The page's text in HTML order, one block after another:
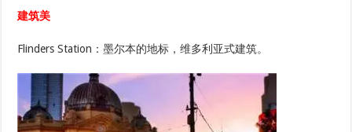
建筑美
Flinders Station：墨尔本的地标，维多利亚式建筑。